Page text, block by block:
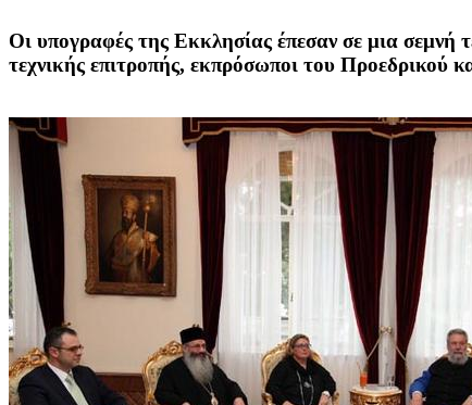
Οι υπογραφές της Εκκλησίας έπεσαν σε μια σεμνή
τεχνικής επιτροπής, εκπρόσωποι του Προεδρικού